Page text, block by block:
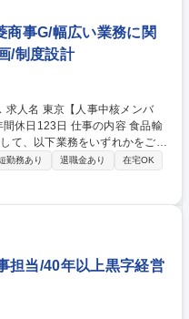
■中途採用業務全般（要件定義
開発・人事制度の見直し・運
候
の組織基盤構築
商事G/幅広い業務に関
/制度設計
事の内容 食品輸
て、以下業務をいずれかをご担
および実行、採用プロセスの管
制定および改定、規程管理、監
価：社員のパフォーマンス評価
人事の推進 ・労務管理：給与
勤務あり 退職金あり
在宅OK
担当/40年以上黒字経営